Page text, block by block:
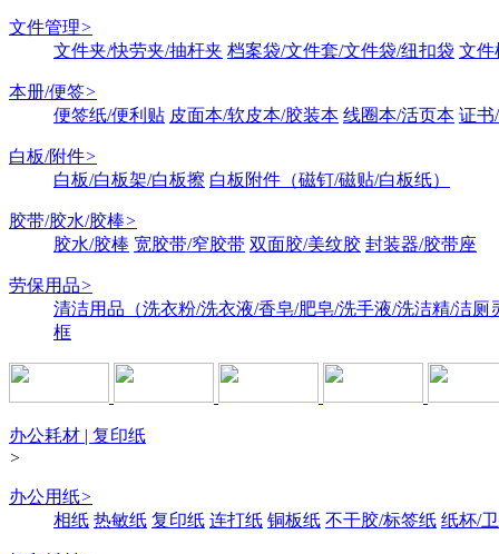
文件管理>
文件夹/快劳夹/抽杆夹 档案袋/文件套/文件袋/纽扣袋 文件
本册/便签>
便签纸/便利贴 皮面本/软皮本/胶装本 线圈本/活页本 证书
白板/附件>
白板/白板架/白板擦 白板附件（磁钉/磁贴/白板纸）
胶带/胶水/胶棒>
胶水/胶棒 宽胶带/窄胶带 双面胶/美纹胶 封装器/胶带座
劳保用品>
清洁用品（洗衣粉/洗衣液/香皂/肥皂/洗手液/洗洁精/洁厕
框
办公耗材 | 复印纸
>
办公用纸>
相纸 热敏纸 复印纸 连打纸 铜板纸 不干胶/标签纸 纸杯/